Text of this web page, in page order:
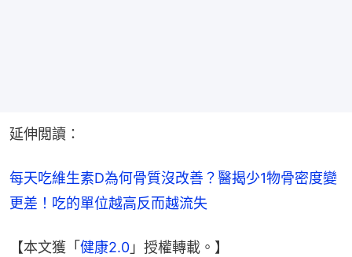
延伸閲讀：
每天吃維生素D為何骨質沒改善？醫揭少1物骨密度變
更差！吃的單位越高反而越流失
【本文獲「 健康2.0 」授權轉載。】